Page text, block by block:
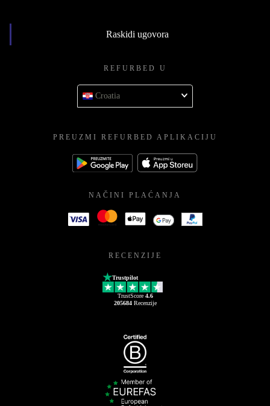
Raskidi ugovora
REFURBED U
Croatia
PREUZMI REFURBED APLIKACIJU
NAČINI PLAĆANJA
RECENZIJE
Trustpilot
TrustScore 4.6
205684Recenzije